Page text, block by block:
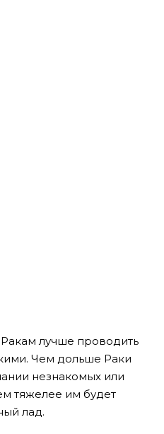
лучше проводить
Чем дольше Раки
незнакомых или
тяжелее им будет
лад.